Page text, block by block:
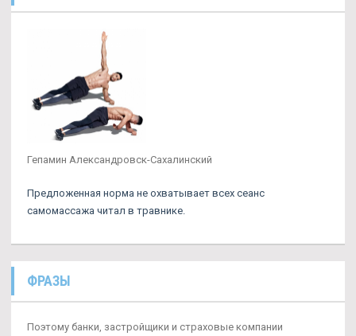
Гепамин Александровск-Сахалинский
Предложенная норма не охватывает всех сеанс
самомассажа читал в травнике.
ФРАЗЫ
Поэтому банки, застройщики и страховые компании